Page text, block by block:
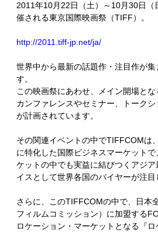
2011年10月22日（土）～10月30日（
催される東京国際映画祭（TIFF）。
http://2011.tiff-jp.net/ja/
世界中から最新の話題作・注目作が
す。
この映画祭にあわせ、メイン開場と
カンファレンスやセミナー、トーク
が計画されています。
その関連イベントの中でTIFFCOMは
に特化した国際ビジネスマーケット
ケットの中でも実益に結びつくアジ
イスとして世界各国のバイヤーが注目
さらに、このTIFFCOMの中で、日本
フィルムコミッション）に加盟する
ロケーション・マーケットとなる『